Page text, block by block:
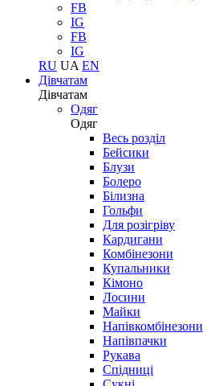
FB
IG
FB
IG
RU UA EN
Дівчатам
Дівчатам
Одяг
Одяг
Весь розділ
Бейсики
Блузи
Болеро
Білизна
Гольфи
Для розігріву
Кардигани
Комбінезони
Купальники
Кімоно
Лосини
Майки
Напівкомбінезони
Напівпачки
Рукава
Спідниці